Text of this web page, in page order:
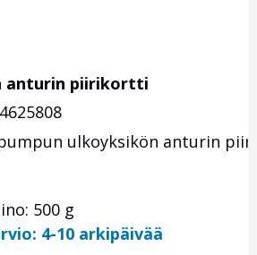
anturin piirikortti
ulkoyksikön anturin
500 g
4-10 arkipäivää